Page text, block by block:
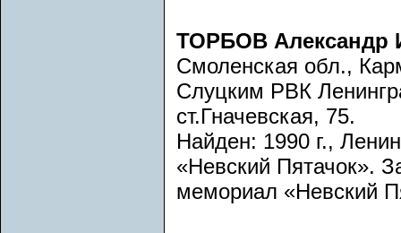
ТОРБОВ Александр
Смоленская обл.,
Слуцким РВК
ст.Гначевская, 75.
Найден: 1990 г.,
«Невский Пятачок».
мемориал «Невский